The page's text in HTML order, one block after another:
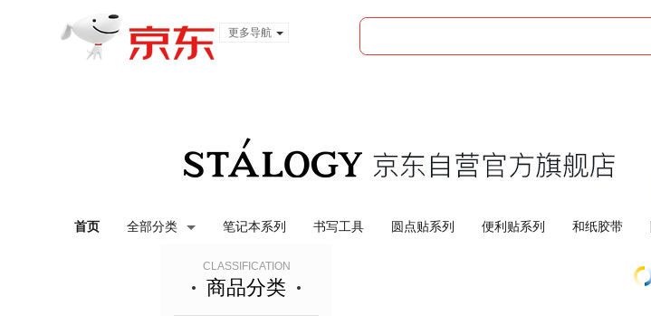
更多导航
首页 全部分类 笔记本系列 书写工具 圆点贴系列 便利贴系列 和纸胶带
CLASSIFICATION
商品分类